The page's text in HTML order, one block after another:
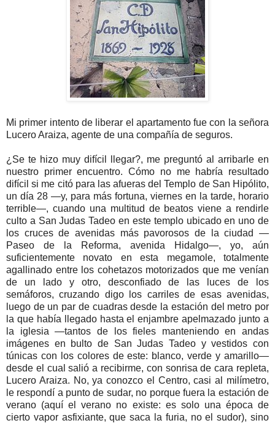
Mi primer intento de liberar el apartamento fue con la señora
Lucero Araiza, agente de una compañía de seguros.
¿Se te hizo muy difícil llegar?, me preguntó al arribarle en
nuestro primer encuentro. Cómo no me habría resultado
difícil si me citó para las afueras del Templo de San Hipólito,
un día 28 —y, para más fortuna, viernes en la tarde, horario
terrible—, cuando una multitud de beatos viene a rendirle
culto a San Judas Tadeo en este templo ubicado en uno de
los cruces de avenidas más pavorosos de la ciudad —
Paseo de la Reforma, avenida Hidalgo—, yo, aún
suficientemente novato en esta megamole, totalmente
agallinado entre los cohetazos motorizados que me venían
de un lado y otro, desconfiado de las luces de los
semáforos, cruzando digo los carriles de esas avenidas,
luego de un par de cuadras desde la estación del metro por
la que había llegado hasta el enjambre apelmazado junto a
la iglesia —tantos de los fieles manteniendo en andas
imágenes en bulto de San Judas Tadeo y vestidos con
túnicas con los colores de este: blanco, verde y amarillo—
desde el cual salió a recibirme, con sonrisa de cara repleta,
Lucero Araiza. No, ya conozco el Centro, casi al milímetro,
le respondí a punto de sudar, no porque fuera la estación de
verano (aquí el verano no existe: es solo una época de
cierto vapor asfixiante, que saca la furia, no el sudor), sino